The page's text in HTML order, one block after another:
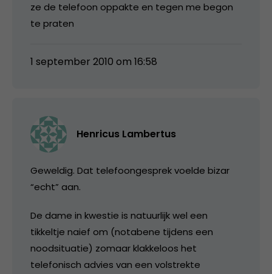
ze de telefoon oppakte en tegen me begon
te praten
1 september 2010 om 16:58
Henricus Lambertus
Geweldig. Dat telefoongesprek voelde bizar
“echt” aan.
De dame in kwestie is natuurlijk wel een
tikkeltje naief om (notabene tijdens een
noodsituatie) zomaar klakkeloos het
telefonisch advies van een volstrekte